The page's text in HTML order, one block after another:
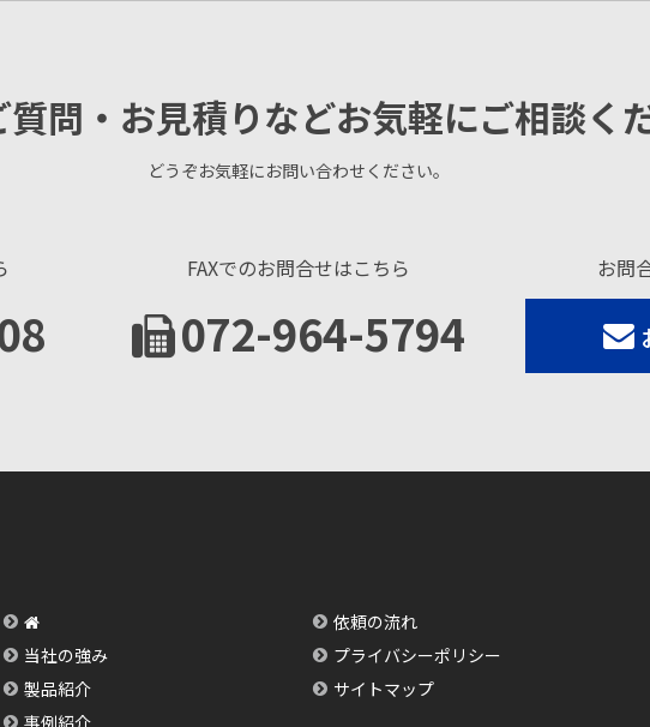
問・お見積りなどお気軽にご相談く
どうぞお気軽にお問い合わせください。
FAXでのお問合せはこちら
072-964-5794
お問
当社の強み
製品紹介
依頼の流れ
プライバシーポリシー
サイトマップ